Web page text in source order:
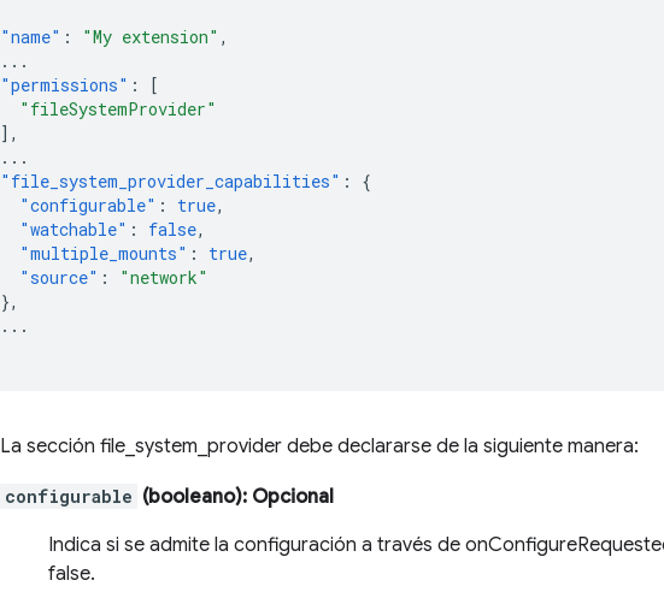
"name" : "My extension" ,
...
"permissions" :
[
"fileSystemProvider"
],
...
"file_system_provider_capabilities" :
{
"configurable" : true,
"watchable" : false,
"multiple_mounts" : true,
"source" :
"network"
},
...
La sección file_system_provider debe declararse de la siguiente manera:
configurable (booleano): Opcional
Indica si se admite la configuración a través de
false.